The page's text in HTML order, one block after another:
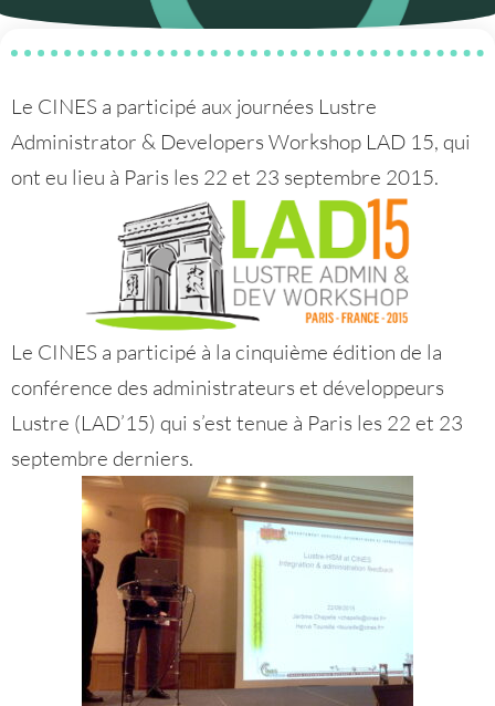
Le CINES a participé aux journées Lustre
Administrator & Developers Workshop LAD 15, qui
ont eu lieu à Paris les 22 et 23 septembre 2015.
Le CINES a participé à la cinquième édition de la
conférence des administrateurs et développeurs
Lustre (LAD’15) qui s’est tenue à Paris les 22 et 23
septembre derniers.